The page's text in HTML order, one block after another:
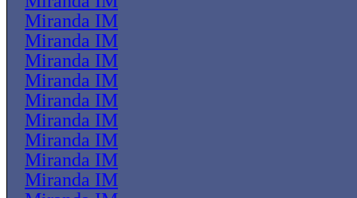
Miranda IM
Miranda IM
Miranda IM
Miranda IM
Miranda IM
Miranda IM
Miranda IM
Miranda IM
Miranda IM